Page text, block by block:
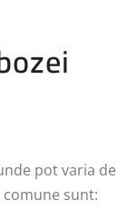
pot varia de
sunt: